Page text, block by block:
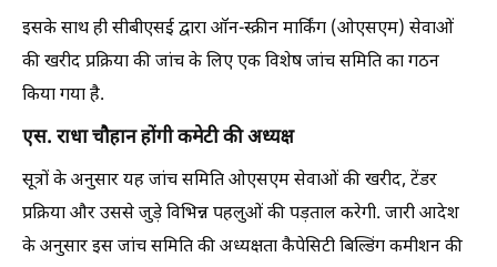
इसके साथ ही सीबीएसई द्वारा ऑन-स्क्रीन मार्किंग (ओएसएम) सेवाओं
की खरीद प्रक्रिया की जांच के लिए एक विशेष जांच समिति का गठन
किया गया है.
एस. राधा चौहान होंगी कमेटी की अध्यक्ष
सूत्रों के अनुसार यह जांच समिति ओएसएम सेवाओं की खरीद, टेंडर
प्रक्रिया और उससे जुड़े विभिन्न पहलुओं की पड़ताल करेगी. जारी आदेश
के अनुसार इस जांच समिति की अध्यक्षता कैपेसिटी बिल्डिंग कमीशन की